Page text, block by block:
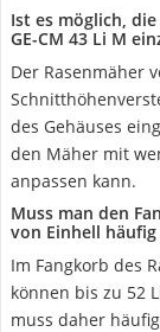
Ist es möglich,
GE-CM 43 Li M
Der Rasenmäher
des Gehäuses
den Mäher mit
anpassen kann.
Muss man den
von Einhell
Im Fangkorb des
können bis zu 52
muss daher